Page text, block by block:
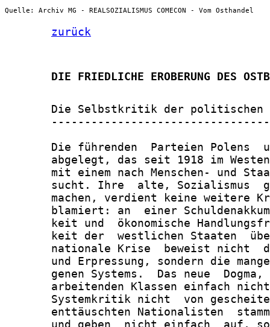
Quelle: Archiv MG - REALSOZIALISMUS COMECON - Vom Osthandel
zurück
DIE FRIEDLICHE EROBERUNG DES